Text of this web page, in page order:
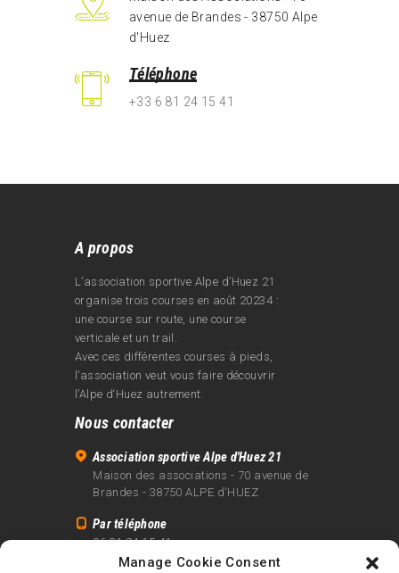
Manage Cookie Consent
avenue de Brandes - 38750 Alpe
d'Huez
Téléphone
+33 6 81 24 15 41
A propos
L’association sportive Alpe d’Huez 21
organise trois courses en août 20234 :
une course sur route, une course
verticale et un trail.
Avec ces différentes courses à pieds,
l’association veut vous faire découvrir
l’Alpe d‘Huez autrement.
Nous contacter
Association sportive Alpe d'Huez 21
Maison des associations - 70 avenue de
Brandes - 38750 ALPE d'HUEZ
Par téléphone
06 81 24 15 41